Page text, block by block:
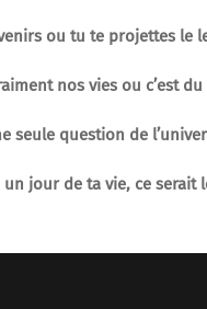
ou tu te projettes le
nos vies ou c’est
seule question de
jour de ta vie, ce serait